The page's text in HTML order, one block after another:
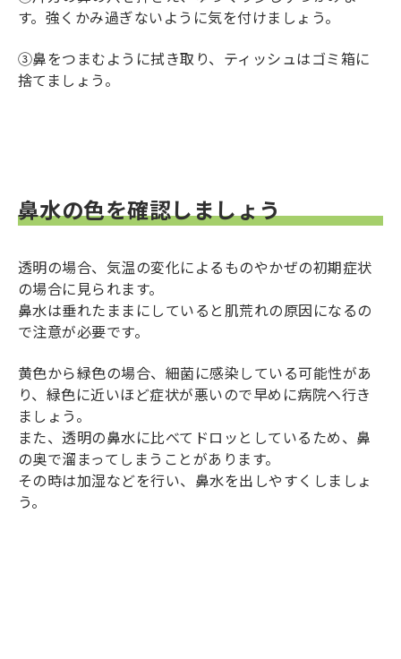
す。強くかみ過ぎないように気を付けましょう。
③鼻をつまむように拭き取り、ティッシュはゴミ箱に
捨てましょう。
鼻水の色を確認しましょう
透明の場合、気温の変化によるものやかぜの初期症状
の場合に見られます。
鼻水は垂れたままにしていると肌荒れの原因になるの
で注意が必要です。
黄色から緑色の場合、細菌に感染している可能性があ
り、緑色に近いほど症状が悪いので早めに病院へ行き
ましょう。
また、透明の鼻水に比べてドロッとしているため、鼻
の奥で溜まってしまうことがあります。
その時は加湿などを行い、鼻水を出しやすくしましょ
う。